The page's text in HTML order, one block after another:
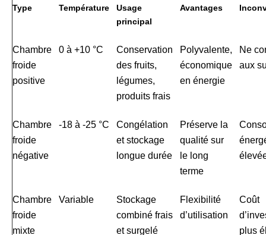
Type Température
Usage
principal
Avantages
Chambre
froide
positive
0 à +10 °C
Conservation
des fruits,
légumes,
produits frais
Polyvalente,
économique
en énergie
Ne
aux
Chambre
froide
négative
-18 à -25 °C
Congélation
et stockage
longue durée
Préserve la
qualité sur
le long
terme
Chambre
froide
mixte
Variable
Stockage
combiné frais
et surgelé
Flexibilité
d’utilisation
Coût
plus